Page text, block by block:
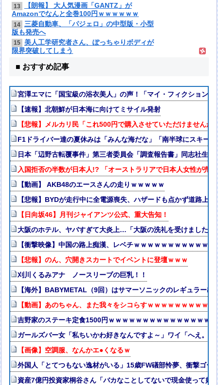
13
【朗報】 大人気漫画「GANTZ」が
Amazonでなんと全巻100円ｗｗｗｗｗｗ
14 三菱自動車、「パジェロ」の中型版・小型
版も発売へ
15 美人工学研究者さん、ぽっちゃりボディが
限界突破してしまう
■ おすすめ記事
宮澤エマに「国宝級の浴衣美人」の声！「マイ・フィクション
【速報】北朝鮮が日本海に向けてミサイル発射
【悲報】メルカリ民「これ500円で購入させていただけません
F1ドライバー達の夏休みは「みんな海だな」「南半球にスキー
日本「辺野古転覆事件」第三者委員会「調査報告書」同志社生
入国拒否の半数が日本人!? 「オーストラリアで日本人女性が売
【動画】 AKB48のエースさんの走りｗｗｗｗｗ
【悲報】BYDが走行中に全電源喪失、ハザードも点かず道路
【日向坂46】月刊ジャイアンツ公式、重大告知！
大阪のホテル、ヤバすぎて大炎上…「大阪の洗礼を受けました」
【衝撃映像】中国の路上痴漢、レベチｗｗｗｗｗｗｗｗｗｗｗ
【悲報】のん、穴開きスカートでイベントに登壇ｗｗｗ
刈川くるみアナ ノースリーブの巨乳！！
【海外】BABYMETAL（9回）はサマーソニックのレギュラー出
【動画】あのちゃん、また我々をシコらすｗｗｗｗｗｗｗｗｗ
吉野家のステーキ定食1500円ｗｗｗｗｗｗｗｗｗｗｗｗｗｗｗ
ガールズバー女「私ちいかわ好きなんですよ～」ワイ「へえ。
【画像】空調服、なんかエ●くなるｗ
外国人「とてつもない逸材がいる」15歳FW礒部怜夢、衝撃ゴ
資産7億円投資家桐谷さん「バカなことしてないで現金使って好